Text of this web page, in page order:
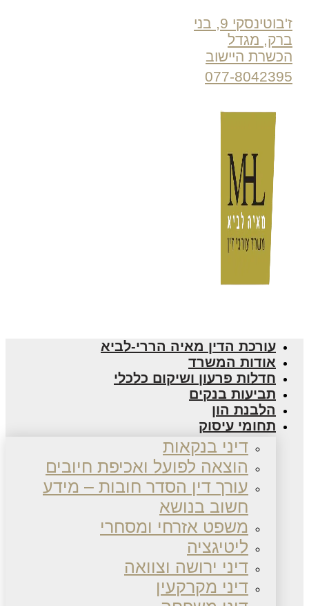
ז'בוטינסקי 9, בני
ברק, מגדל
הכשרת היישוב
077-8042395
עורכת הדין מאיה הררי-לביא
אודות המשרד
חדלות פרעון ושיקום כלכלי
תביעות בנקים
הלבנת הון
תחומי עיסוק
דיני בנקאות
הוצאה לפועל ואכיפת חיובים
עורך דין הסדר חובות – מידע
חשוב בנושא
משפט אזרחי ומסחרי
ליטיגציה
דיני ירושה וצוואה
דיני מקרקעין